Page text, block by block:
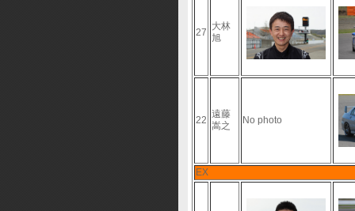
27
大林
旭
22
遠藤
嵩之
No photo
EX